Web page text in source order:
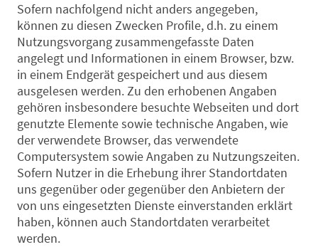
Sofern nachfolgend nicht anders angegeben,
können zu diesen Zwecken Profile, d.h. zu einem
Nutzungsvorgang zusammengefasste Daten
angelegt und Informationen in einem Browser, bzw.
in einem Endgerät gespeichert und aus diesem
ausgelesen werden. Zu den erhobenen Angaben
gehören insbesondere besuchte Webseiten und dort
genutzte Elemente sowie technische Angaben, wie
der verwendete Browser, das verwendete
Computersystem sowie Angaben zu Nutzungszeiten.
Sofern Nutzer in die Erhebung ihrer Standortdaten
uns gegenüber oder gegenüber den Anbietern der
von uns eingesetzten Dienste einverstanden erklärt
haben, können auch Standortdaten verarbeitet
werden.